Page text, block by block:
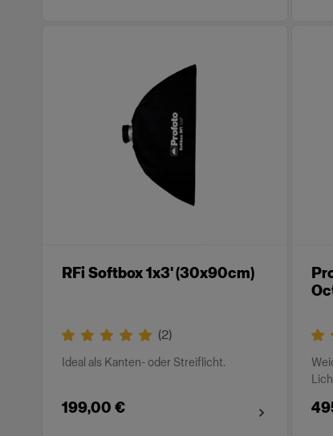
RFi Softbox 1x3' (30x90cm)
(2)
Ideal als Kanten- oder Streiflicht.
199,00 €